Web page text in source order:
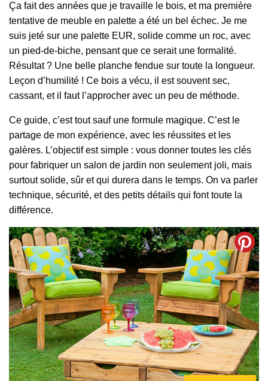
Ça fait des années que je travaille le bois, et ma première
tentative de meuble en palette a été un bel échec. Je me
suis jeté sur une palette EUR, solide comme un roc, avec
un pied-de-biche, pensant que ce serait une formalité.
Résultat ? Une belle planche fendue sur toute la longueur.
Leçon d’humilité ! Ce bois a vécu, il est souvent sec,
cassant, et il faut l’approcher avec un peu de méthode.
Ce guide, c’est tout sauf une formule magique. C’est le
partage de mon expérience, avec les réussites et les
galères. L’objectif est simple : vous donner toutes les clés
pour fabriquer un salon de jardin non seulement joli, mais
surtout solide, sûr et qui durera dans le temps. On va parler
technique, sécurité, et des petits détails qui font toute la
différence.